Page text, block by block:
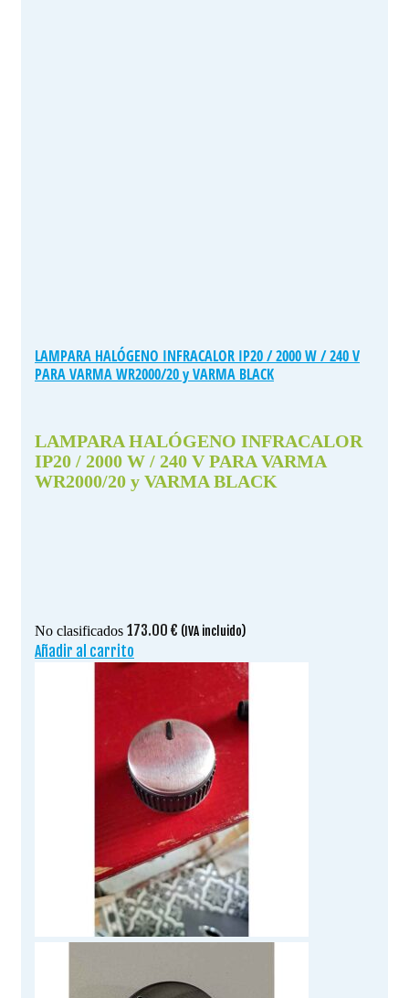
LAMPARA HALÓGENO INFRACALOR IP20 / 2000 W / 240 V
PARA VARMA WR2000/20 y VARMA BLACK
LAMPARA HALÓGENO INFRACALOR
IP20 / 2000 W / 240 V PARA VARMA
WR2000/20 y VARMA BLACK
No clasificados 173.00 € (IVA incluido)
Añadir al carrito